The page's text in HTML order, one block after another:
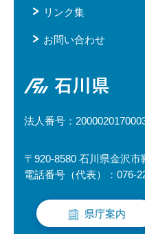
リンク集
お問い合わせ
石川県
法人番号：
〒920-8580 石川県金沢市
電話番号（代表）：076-
県庁案内